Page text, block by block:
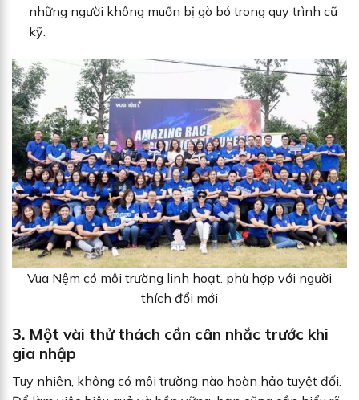
những người không muốn bị gò bó trong quy trình cũ
kỹ.
Vua Nệm có môi trường linh hoạt. phù hợp với người
thích đổi mới
3. Một vài thử thách cần cân nhắc trước khi
gia nhập
Tuy nhiên, không có môi trường nào hoàn hảo tuyệt đối.